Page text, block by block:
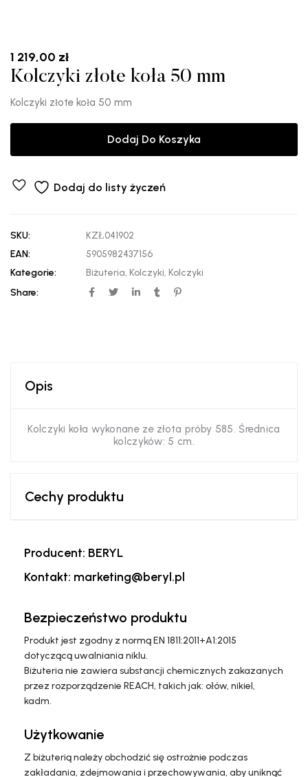
1 219,00 zł
Kolczyki złote koła 50 mm
Kolczyki złote koła 50 mm
Dodaj Do Koszyka
Dodaj do listy życzeń
SKU:
KZŁ041902
EAN:
5905982437156
Kategorie:
Biżuteria, Kolczyki, Kolczyki
Share:
Opis
Kolczyki koła wykonane ze złota próby 585. Średnica
kolczyków: 5 cm.
Cechy produktu
Producent: BERYL
Kontakt: marketing@beryl.pl
Bezpieczeństwo produktu
Produkt jest zgodny z normą EN 1811:2011+A1:2015
dotyczącą uwalniania niklu.
Biżuteria nie zawiera substancji chemicznych zakazanych
przez rozporządzenie REACH, takich jak: ołów, nikiel,
kadm.
Użytkowanie
Z biżuterią należy obchodzić się ostrożnie podczas
zakładania, zdejmowania i przechowywania, aby uniknąć